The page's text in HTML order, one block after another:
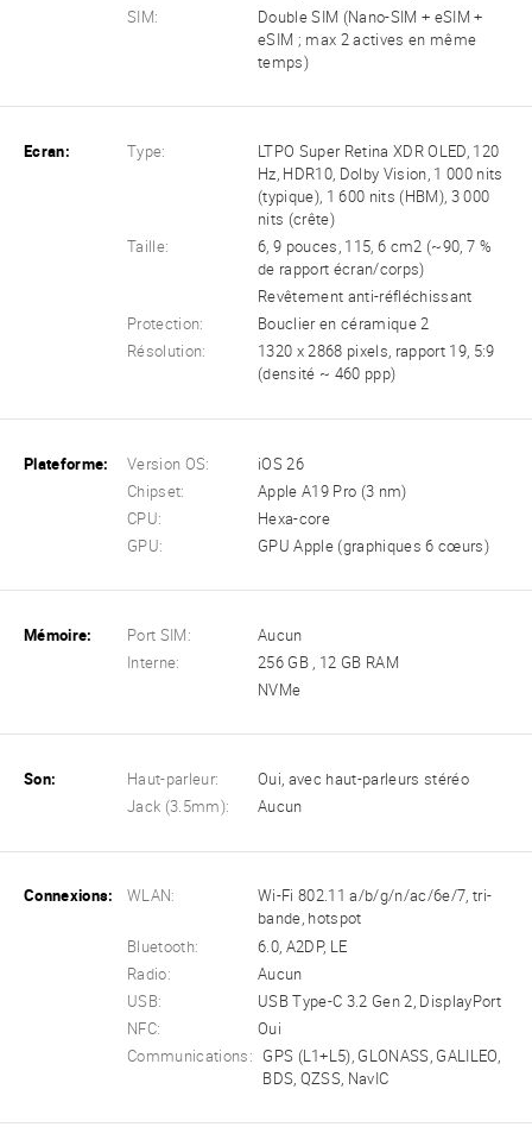
SIM:
Double SIM (Nano-SIM + eSIM +
eSIM ; max 2 actives en même
temps)
Ecran: Type:
LTPO Super Retina XDR OLED, 120
Hz, HDR10, Dolby Vision, 1 000 nits
(typique), 1 600 nits (HBM), 3 000
nits (crête)
Taille:
6, 9 pouces, 115, 6 cm2 (~90, 7 %
de rapport écran/corps)
Revêtement anti-réfléchissant
Protection:
Bouclier en céramique 2
Résolution:
1320 x 2868 pixels, rapport 19, 5:9
(densité ~ 460 ppp)
Plateforme: Version OS:
iOS 26
Chipset:
Apple A19 Pro (3 nm)
CPU:
Hexa-core
GPU:
GPU Apple (graphiques 6 cœurs)
Mémoire: Port SIM:
Aucun
Interne:
256 GB , 12 GB RAM
NVMe
Son: Haut-parleur:
Oui, avec haut-parleurs stéréo
Jack (3.5mm):
Aucun
Connexions: WLAN:
Wi-Fi 802.11 a/b/g/n/ac/6e/7, tri-
bande, hotspot
Bluetooth:
6.0, A2DP, LE
Radio:
Aucun
USB:
USB Type-C 3.2 Gen 2, DisplayPort
NFC:
Oui
Communications:
GPS (L1+L5), GLONASS, GALILEO,
BDS, QZSS, NavIC